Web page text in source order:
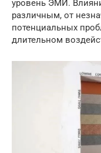
уровень ЭМИ.
различным, от
потенциальных
длительном